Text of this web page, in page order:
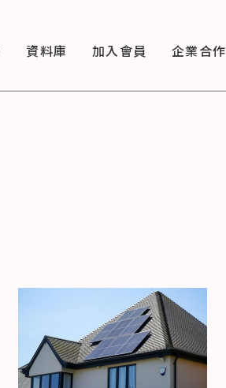
資料庫 加入會員 企業合作